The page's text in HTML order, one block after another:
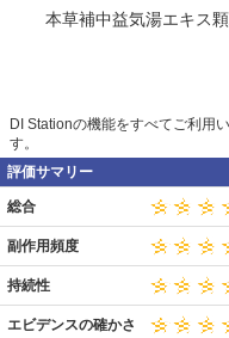
本草補中益気湯エキス
DI Stationの機能をすべてご利用い
す。
評価サマリー
総合
副作用頻度
持続性
エビデンスの確かさ